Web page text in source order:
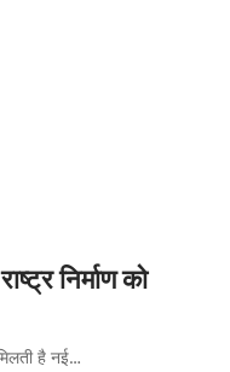
निर्माण को
है नई…